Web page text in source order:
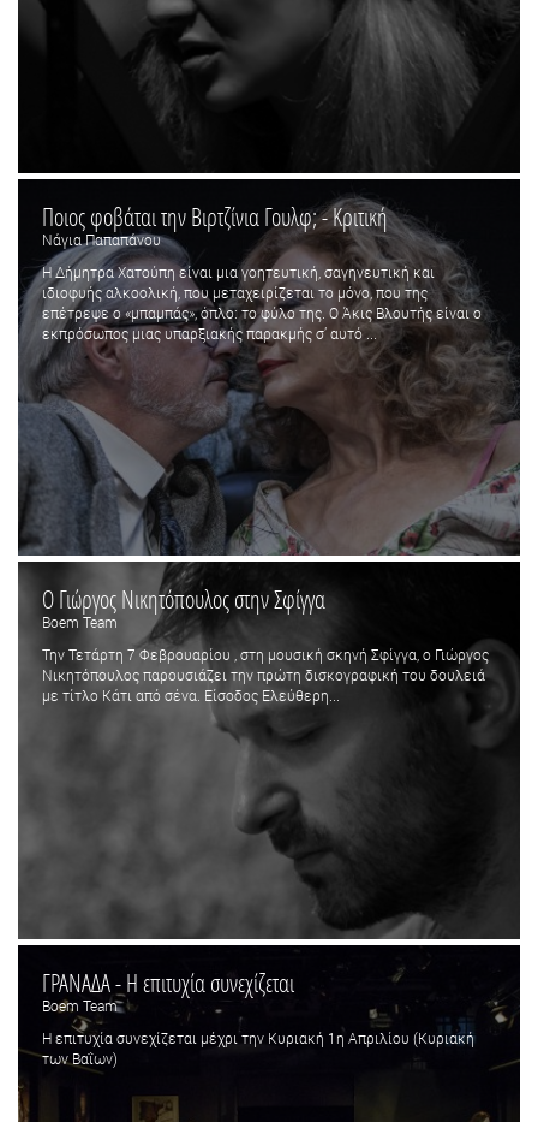
Ποιος φοβάται την Βιρτζίνια Γουλφ; - Κριτική
Νάγια Παπαπάνου
Η Δήμητρα Χατούπη είναι μια γοητευτική, σαγηνευτική και
ιδιοφυής αλκοολική, που μεταχειρίζεται το μόνο, που της
επέτρεψε ο «μπαμπάς», όπλο: το φύλο της. Ο Άκις Βλουτής είναι ο
εκπρόσωπος μιας υπαρξιακής παρακμής σ’ αυτό ...
Ο Γιώργος Νικητόπουλος στην Σφίγγα
Boem Team
Την Τετάρτη 7 Φεβρουαρίου , στη μουσική σκηνή Σφίγγα, ο Γιώργος
Νικητόπουλος παρουσιάζει την πρώτη δισκογραφική του δουλειά
με τίτλο Κάτι από σένα. Είσοδος Ελεύθερη...
ΓΡΑΝΑΔΑ - Η επιτυχία συνεχίζεται
Boem Team
Η επιτυχία συνεχίζεται μέχρι την Κυριακή 1η Απριλίου (Κυριακή
των Βαΐων)